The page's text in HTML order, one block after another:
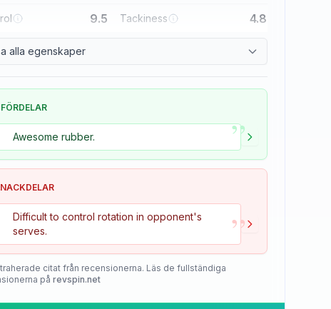
9.5 Tackiness 4.8
alla egenskaper
FÖRDELAR
Awesome rubber. ”
NACKDELAR
Difficult to control rotation in opponent's
serves.
”
citat från recensionerna. Läs de fullständiga
på revspin.net